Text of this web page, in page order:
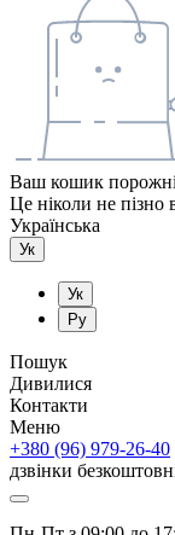
Ваш кошик
Це ніколи не пізно
Українська
Ук
Ук
Ру
Пошук
Дивилися
Контакти
Меню
+380 (96) 979-26-40
дзвінки